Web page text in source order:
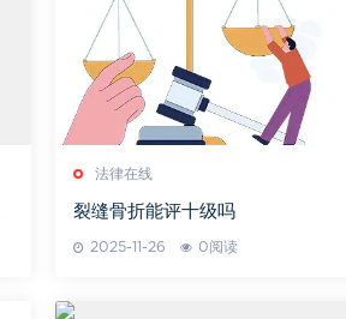
法律在线
裂缝骨折能评十级吗
2025-11-26 0阅读